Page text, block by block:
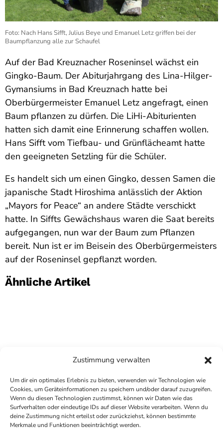
Zustimmung verwalten
Um dir ein optimales Erlebnis zu bieten, verwenden wir Technologien wie
Cookies, um Geräteinformationen zu speichern und/oder darauf zuzugreifen.
Wenn du diesen Technologien zustimmst, können wir Daten wie das
Surfverhalten oder eindeutige IDs auf dieser Website verarbeiten. Wenn du
deine Zustimmung nicht erteilst oder zurückziehst, können bestimmte
Merkmale und Funktionen beeinträchtigt werden.
Foto: Nach Hans Sifft, Julius Beye und Emanuel Letz griffen bei der
Baumpflanzung alle zur Schaufel
Auf der Bad Kreuznacher Roseninsel wächst ein
Gingko-Baum. Der Abiturjahrgang des Lina-Hilger-
Gymansiums in Bad Kreuznach hatte bei
Oberbürgermeister Emanuel Letz angefragt, einen
Baum pflanzen zu dürfen. Die LiHi-Abiturienten
hatten sich damit eine Erinnerung schaffen wollen.
Hans Sifft vom Tiefbau- und Grünflächeamt hatte
den geeigneten Setzling für die Schüler.
Es handelt sich um einen Gingko, dessen Samen die
japanische Stadt Hiroshima anlässlich der Aktion
„Mayors for Peace“ an andere Städte verschickt
hatte. In Siffts Gewächshaus waren die Saat bereits
aufgegangen, nun war der Baum zum Pflanzen
bereit. Nun ist er im Beisein des Oberbürgermeisters
auf der Roseninsel gepflanzt worden.
Ähnliche Artikel
COPYRIGHTANTENNE BAD KREUZNACH